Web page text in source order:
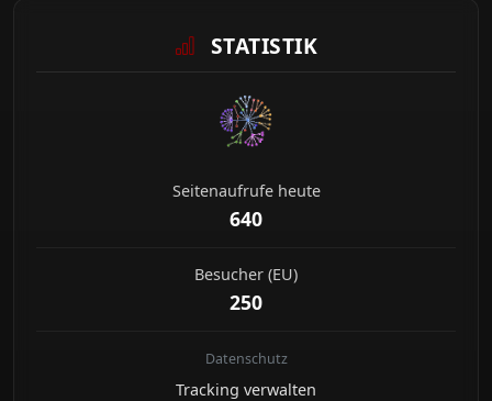
STATISTIK
Seitenaufrufe heute
640
Besucher (EU)
250
Datenschutz
Tracking verwalten